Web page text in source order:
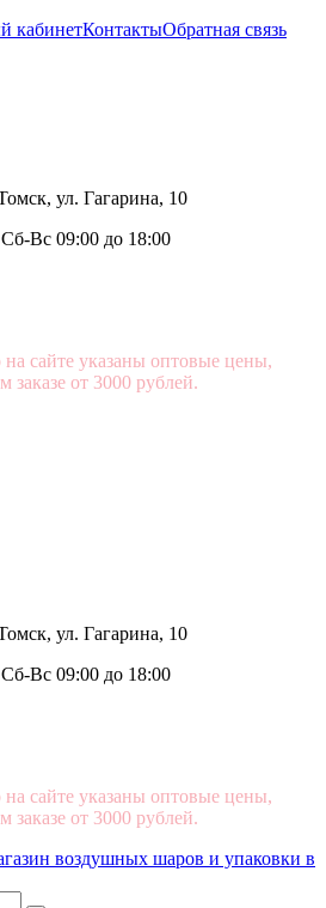
кабинетКонтактыОбратная связь
ул. Гагарина, 10
Сб-Вс 09:00 до 18:00
сайте указаны оптовые цены,
от 3000 рублей.
ул. Гагарина, 10
Сб-Вс 09:00 до 18:00
сайте указаны оптовые цены,
от 3000 рублей.